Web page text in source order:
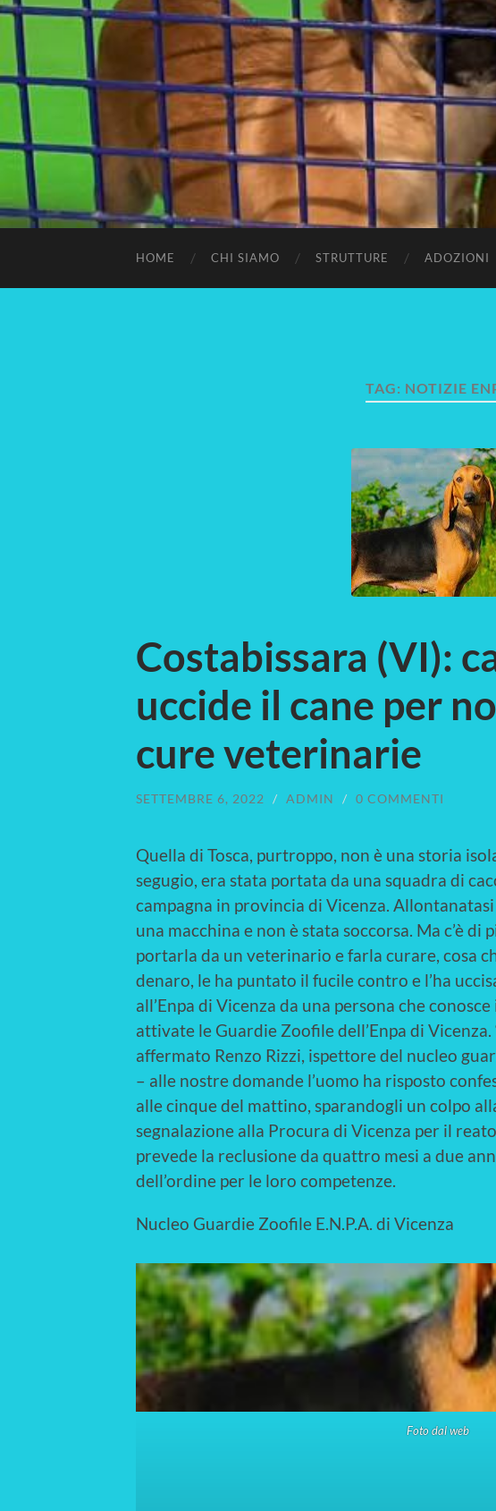
HOME CHI SIAMO STRUTTURE ADOZIONI
TAG: NOTIZIE
Costabissara (VI):
uccide il cane per
cure veterinarie
SETTEMBRE 6, 2022 / ADMIN / 0 COMMENTI
Quella di Tosca, purtroppo, non è una storia
segugio, era stata portata da una squadra di
campagna in provincia di Vicenza.
una macchina e non è stata soccorsa. Ma c’è
portarla da un veterinario e farla curare, cosa
denaro, le ha puntato il fucile contro e l’ha
all’Enpa di Vicenza da una persona che
attivate le Guardie Zoofile dell’Enpa di
affermato Renzo Rizzi, ispettore del nucleo
– alle nostre domande l’uomo ha risposto
alle cinque del mattino, sparandogli un colpo
segnalazione alla Procura di Vicenza per il
prevede la reclusione da quattro mesi a due
dell’ordine per le loro competenze.
Nucleo Guardie Zoofile E.N.P.A. di Vicenza
Foto dal web